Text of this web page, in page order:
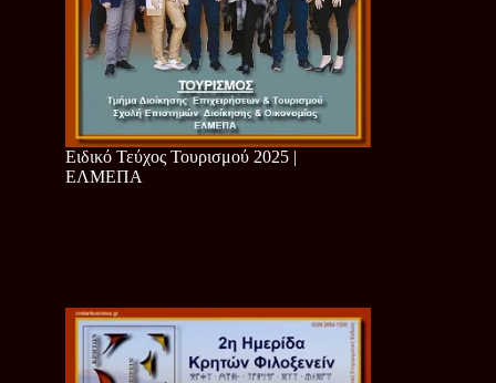
Ειδικό Τεύχος Τουρισμού 2025 |
ΕΛΜΕΠΑ